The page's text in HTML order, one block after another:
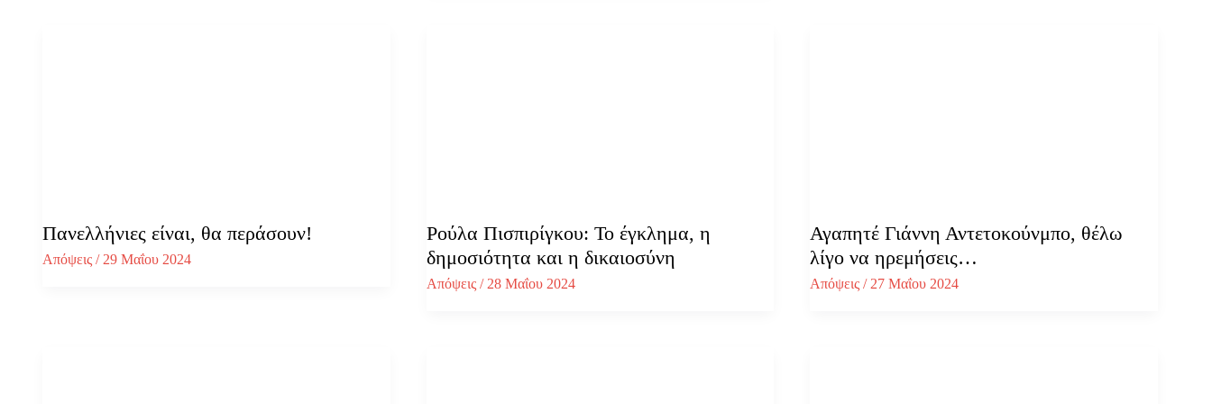
Πανελλήνιες είναι, θα περάσουν!
Απόψεις / 29 Μαΐου 2024
Ρούλα Πισπιρίγκου: Το έγκλημα, η
δημοσιότητα και η δικαιοσύνη
Απόψεις/ 28 Μαΐου 2024
Αγαπητέ Γιάννη Αντετοκούνμπο, θέλω
λίγο να ηρεμήσεις…
Απόψεις / 27 Μαΐου 2024